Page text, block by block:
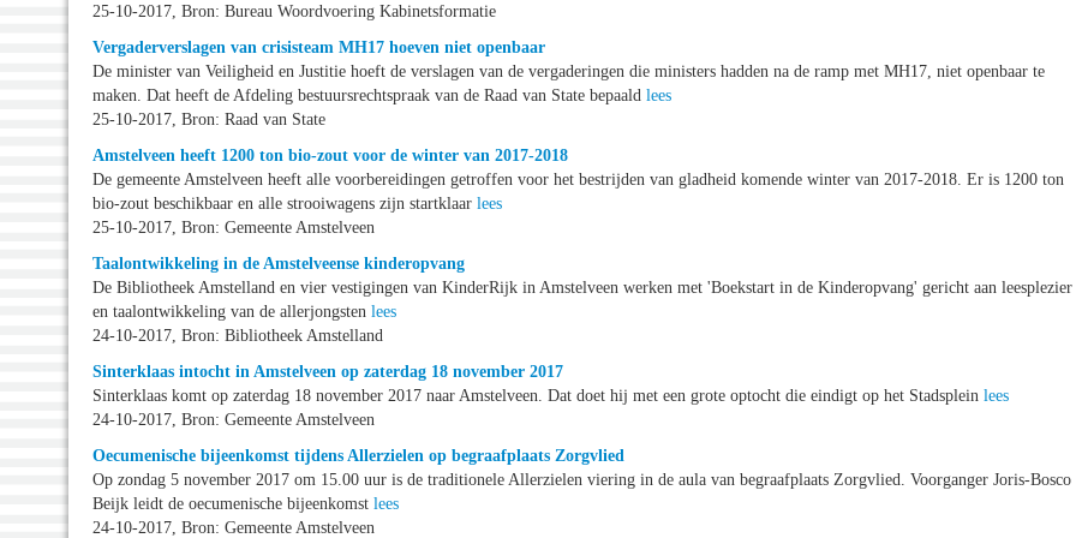
25-10-2017, Bron: Bureau Woordvoering Kabinetsformatie
Vergaderverslagen van crisisteam MH17 hoeven niet openbaar
De minister van Veiligheid en Justitie hoeft de verslagen van de vergaderingen die ministers hadden na de ramp met MH17, niet openbaar te
maken. Dat heeft de Afdeling bestuursrechtspraak van de Raad van State bepaald lees
25-10-2017, Bron: Raad van State
Amstelveen heeft 1200 ton bio-zout voor de winter van 2017-2018
De gemeente Amstelveen heeft alle voorbereidingen getroffen voor het bestrijden van gladheid komende winter van 2017-2018. Er is 1200 ton
bio-zout beschikbaar en alle strooiwagens zijn startklaar lees
25-10-2017, Bron: Gemeente Amstelveen
Taalontwikkeling in de Amstelveense kinderopvang
De Bibliotheek Amstelland en vier vestigingen van KinderRijk in Amstelveen werken met 'Boekstart in de Kinderopvang' gericht aan leesplezier
en taalontwikkeling van de allerjongsten lees
24-10-2017, Bron: Bibliotheek Amstelland
Sinterklaas intocht in Amstelveen op zaterdag 18 november 2017
Sinterklaas komt op zaterdag 18 november 2017 naar Amstelveen. Dat doet hij met een grote optocht die eindigt op het Stadsplein lees
24-10-2017, Bron: Gemeente Amstelveen
Oecumenische bijeenkomst tijdens Allerzielen op begraafplaats Zorgvlied
Op zondag 5 november 2017 om 15.00 uur is de traditionele Allerzielen viering in de aula van begraafplaats Zorgvlied. Voorganger Joris-Bosco
Beijk leidt de oecumenische bijeenkomst lees
24-10-2017, Bron: Gemeente Amstelveen